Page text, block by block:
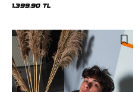
1.399,90 TL